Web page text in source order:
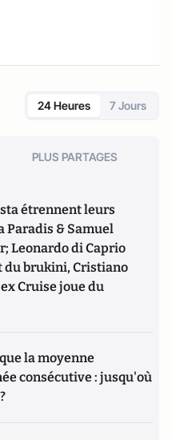
24 Heures 7 Jours
PLUS PARTAGES
étrennent leurs
Paradis & Samuel
Leonardo di Caprio
du brukini, Cristiano
Cruise joue du
la moyenne
consécutive : jusqu'où